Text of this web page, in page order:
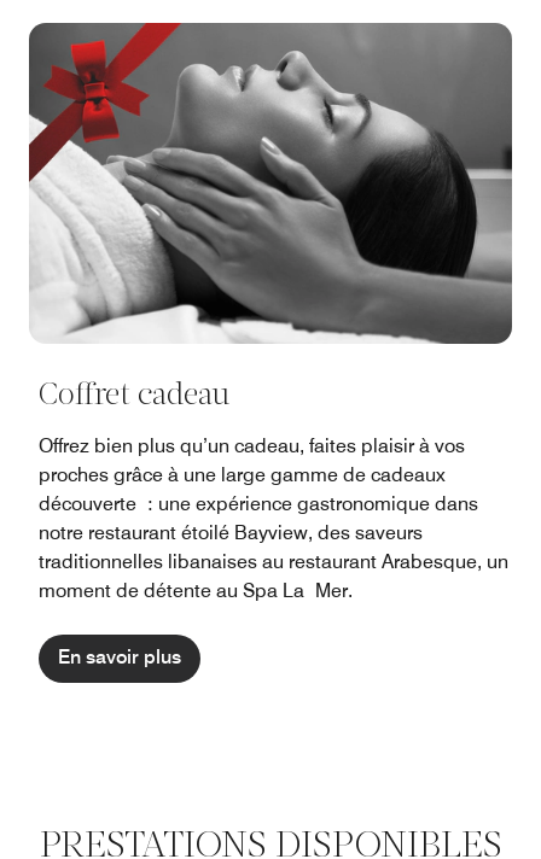
Coffret cadeau
Offrez bien plus qu’un cadeau, faites plaisir à vos
proches grâce à une large gamme de cadeaux
découverte : une expérience gastronomique dans
notre restaurant étoilé Bayview, des saveurs
traditionnelles libanaises au restaurant Arabesque, un
moment de détente au Spa La Mer.
En savoir plus
PRESTATIONS DISPONIBLES